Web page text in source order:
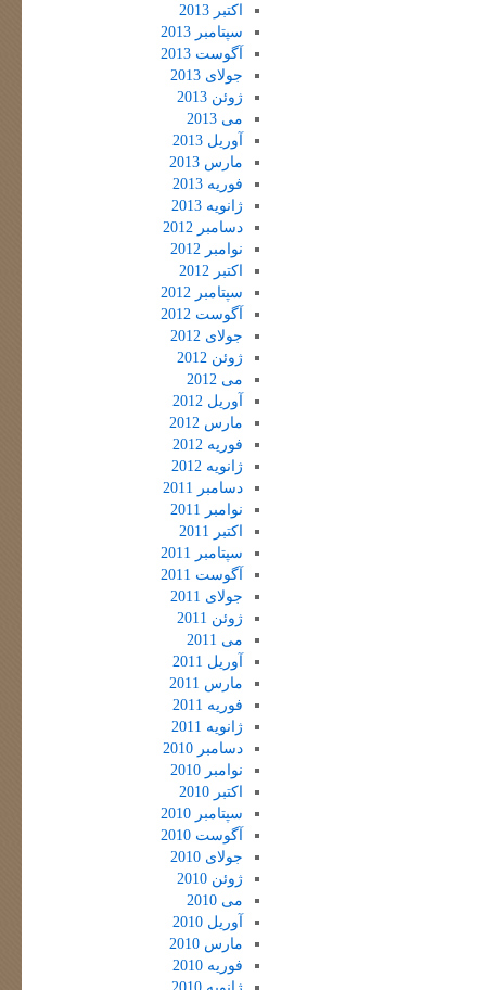
اکتبر 2013
سپتامبر 2013
آگوست 2013
جولای 2013
ژوئن 2013
می 2013
آوریل 2013
مارس 2013
فوریه 2013
ژانویه 2013
دسامبر 2012
نوامبر 2012
اکتبر 2012
سپتامبر 2012
آگوست 2012
جولای 2012
ژوئن 2012
می 2012
آوریل 2012
مارس 2012
فوریه 2012
ژانویه 2012
دسامبر 2011
نوامبر 2011
اکتبر 2011
سپتامبر 2011
آگوست 2011
جولای 2011
ژوئن 2011
می 2011
آوریل 2011
مارس 2011
فوریه 2011
ژانویه 2011
دسامبر 2010
نوامبر 2010
اکتبر 2010
سپتامبر 2010
آگوست 2010
جولای 2010
ژوئن 2010
می 2010
آوریل 2010
مارس 2010
فوریه 2010